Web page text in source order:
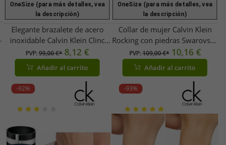
OneSize (para más detalles, vea
la descripción)
Elegante brazalete de acero
inoxidable Calvin Klein Clinc
para mujer, talla XS, oro rosa,
plata u oro
PVP:99,00 €* 8,12 €
Añadir al carrito
OneSize (para más detalles, vea
la descripción)
Collar de mujer Calvin Klein
Rocking con piedras Swarovski,
bisutería de moda con colgante
de cubo fijo KJ9C140100 en
gris oscuro/dorado o gris/rosa
PVP:109,00 €* 10,16 €
Añadir al carrito
-92% -93%